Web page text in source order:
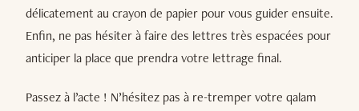
délicatement au crayon de papier pour vous guider ensuite.
Enfin, ne pas hésiter à faire des lettres très espacées pour
anticiper la place que prendra votre lettrage final.
Passez à l’acte ! N’hésitez pas à re-tremper votre qalam